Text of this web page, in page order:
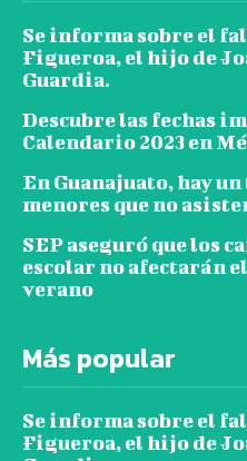
Se informa sobre el
Figueroa, el hijo de
Guardia.
Descubre las fechas
Calendario 2023 en
En Guanajuato, hay
menores que no
SEP aseguró que los
escolar no afectarán
verano
Más popular
Se informa sobre el
Figueroa, el hijo de